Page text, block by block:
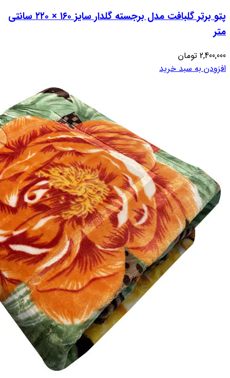
پتو برتر گلبافت مدل برجسته گلدار سایز ۱۶۰ × ۲۲۰ سانتی
متر
2,400,000 تومان
افزودن به سبد خرید